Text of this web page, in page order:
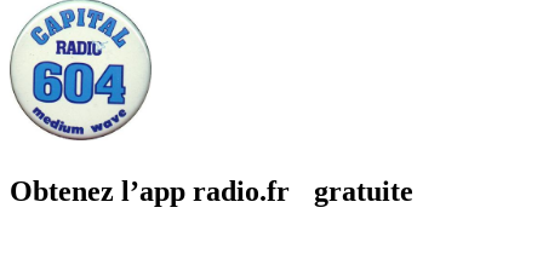
Obtenez l’app radio.fr gratuite